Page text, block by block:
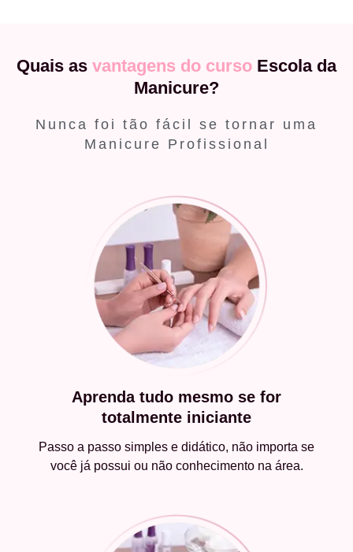
Quais as vantagens do curso Escola da
Manicure?
Nunca foi tão fácil se tornar uma
Manicure Profissional
Aprenda tudo mesmo se for
totalmente iniciante
Passo a passo simples e didático, não importa se
você já possui ou não conhecimento na área.